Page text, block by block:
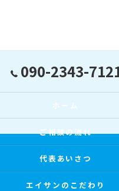
090-2343-
ホーム
ご相談の流れ
代表あいさつ
エイサンのこだわり